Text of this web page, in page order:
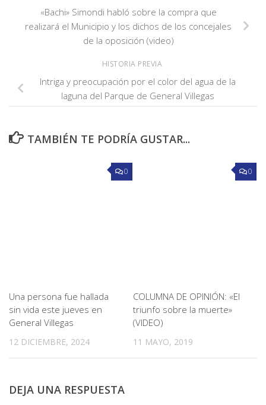
«Bachi» Simondi habló sobre la compra que
realizará el Municipio y los dichos de los concejales
de la oposición (video)
HISTORIA PREVIA
Intriga y preocupación por el color del agua de la
laguna del Parque de General Villegas
TAMBIÉN TE PODRÍA GUSTAR...
0
Una persona fue hallada
sin vida este jueves en
General Villegas
12 DICIEMBRE, 2024
0
COLUMNA DE OPINIÓN: «El
triunfo sobre la muerte»
(VIDEO)
11 MAYO, 2019
DEJA UNA RESPUESTA